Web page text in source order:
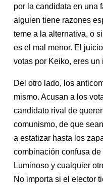
por la candidata en una
alguien tiene razones
teme a la alternativa, o
es el mal menor. El
votas por Keiko, eres un
Del otro lado, los
mismo. Acusan a los
candidato rival de
comunismo, de que
a estatizar hasta los
combinación confusa
Luminoso y cualquier
No importa si el elector